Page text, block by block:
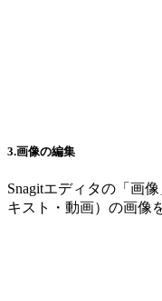
3.画像の編集
Snagitエディタの「画
キスト・動画）の画像